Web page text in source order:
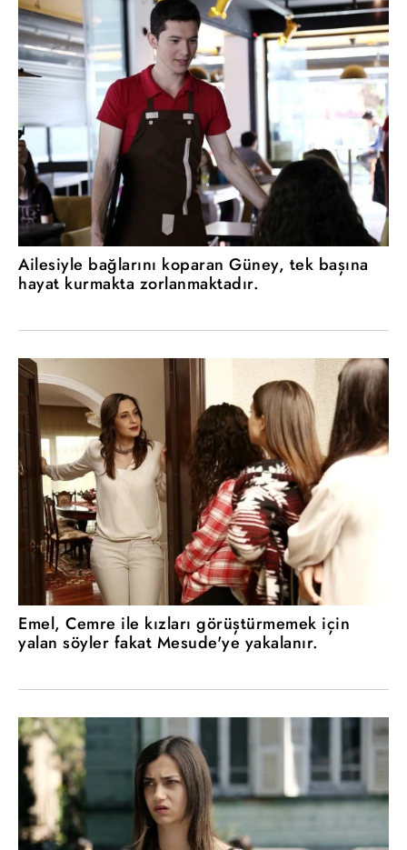
Ailesiyle bağlarını koparan Güney, tek başına
hayat kurmakta zorlanmaktadır.
Emel, Cemre ile kızları görüştürmemek için
yalan söyler fakat Mesude'ye yakalanır.